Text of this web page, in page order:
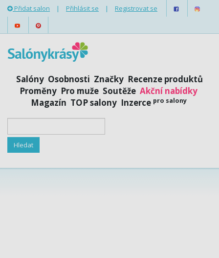
Přidat salon | Přihlásit se | Registrovat se
Salóny Osobnosti Značky Recenze produktů
Proměny Pro muže Soutěže Akční nabídky
Magazín TOP salony Inzerce pro salony